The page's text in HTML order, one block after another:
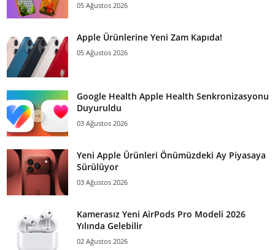
05 Ağustos 2026
Apple Ürünlerine Yeni Zam Kapıda!
05 Ağustos 2026
Google Health Apple Health Senkronizasyonu
Duyuruldu
03 Ağustos 2026
Yeni Apple Ürünleri Önümüzdeki Ay Piyasaya
Sürülüyor
03 Ağustos 2026
Kamerasız Yeni AirPods Pro Modeli 2026
Yılında Gelebilir
02 Ağustos 2026